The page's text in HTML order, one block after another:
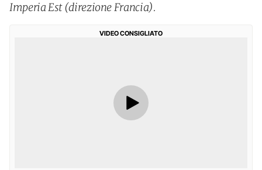
Imperia Est (direzione Francia).
VIDEO CONSIGLIATO